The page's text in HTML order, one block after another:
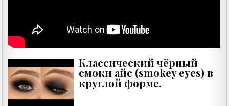
Классический чёрный
смоки айс (smokey eyes) в
круглой форме.